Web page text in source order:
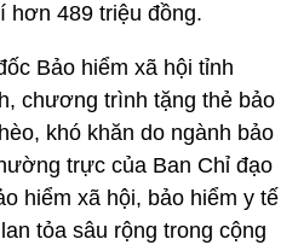
hơn 489 triệu đồng.
Bảo hiểm xã hội tỉnh
chương trình tặng thẻ bảo
khó khăn do ngành bảo
trực của Ban Chỉ đạo
hiểm xã hội, bảo hiểm y tế
tỏa sâu rộng trong cộng